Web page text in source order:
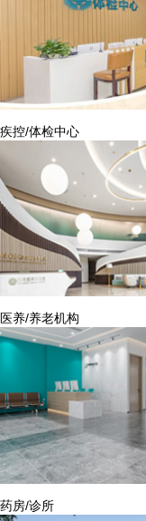
疾控/体检中心
医养/养老机构
药房/诊所